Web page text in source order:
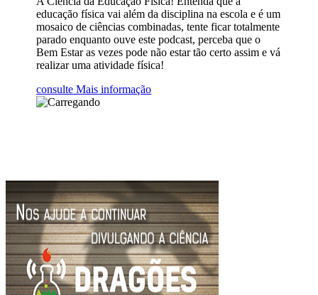
educação física vai além da disciplina na escola e é um
mosaico de ciências combinadas, tente ficar totalmente
parado enquanto ouve este podcast, perceba que o
Bem Estar as vezes pode não estar tão certo assim e vá
realizar uma atividade física!
consulte Mais informação